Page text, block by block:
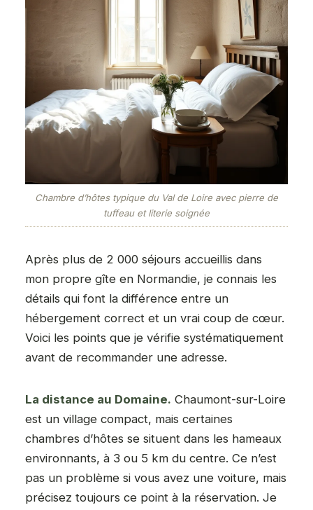
Chambre d’hôtes typique du Val de Loire avec pierre de
tuffeau et literie soignée
Après plus de 2 000 séjours accueillis dans
mon propre gîte en Normandie, je connais les
détails qui font la différence entre un
hébergement correct et un vrai coup de cœur.
Voici les points que je vérifie systématiquement
avant de recommander une adresse.
La distance au Domaine. Chaumont-sur-Loire
est un village compact, mais certaines
chambres d’hôtes se situent dans les hameaux
environnants, à 3 ou 5 km du centre. Ce n’est
pas un problème si vous avez une voiture, mais
précisez toujours ce point à la réservation. Je